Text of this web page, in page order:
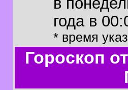
года в
* время
Гороскоп